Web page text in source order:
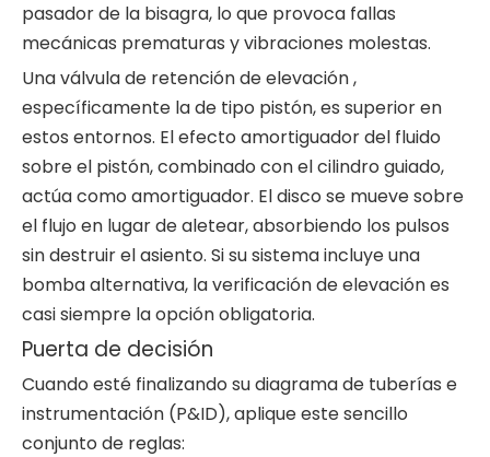
pasador de la bisagra, lo que provoca fallas
mecánicas prematuras y vibraciones molestas.
Unaválvula de retención de elevación,
específicamente la de tipo pistón, es superior en
estos entornos. El efecto amortiguador del fluido
sobre el pistón, combinado con el cilindro guiado,
actúa como amortiguador. El disco se mueve sobre
el flujo en lugar de aletear, absorbiendo los pulsos
sin destruir el asiento. Si su sistema incluye una
bomba alternativa, la verificación de elevación es
casi siempre la opción obligatoria.
Puerta de decisión
Cuando esté finalizando su diagrama de tuberías e
instrumentación (P&ID), aplique este sencillo
conjunto de reglas: